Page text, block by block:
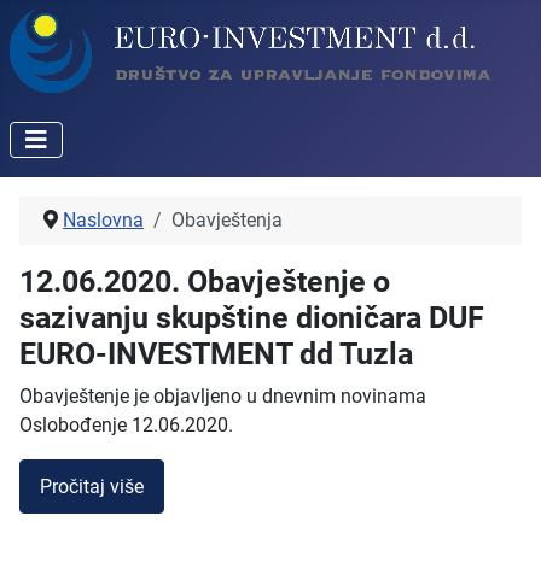
Naslovna Obavještenja
12.06.2020. Obavještenje o
sazivanju skupštine dioničara DUF
EURO-INVESTMENT dd Tuzla
Obavještenje je objavljeno u dnevnim novinama
Oslobođenje 12.06.2020.
Pročitaj više